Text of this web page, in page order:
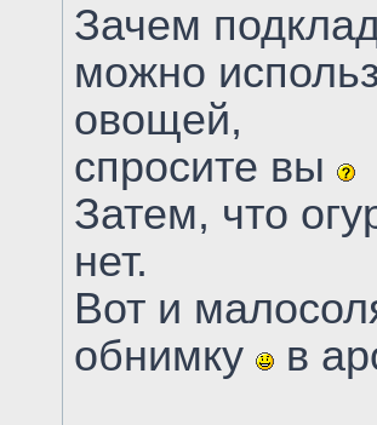
Зачем
можно
овощей,
спросите вы
Затем, что
нет.
Вот и
обнимку
в